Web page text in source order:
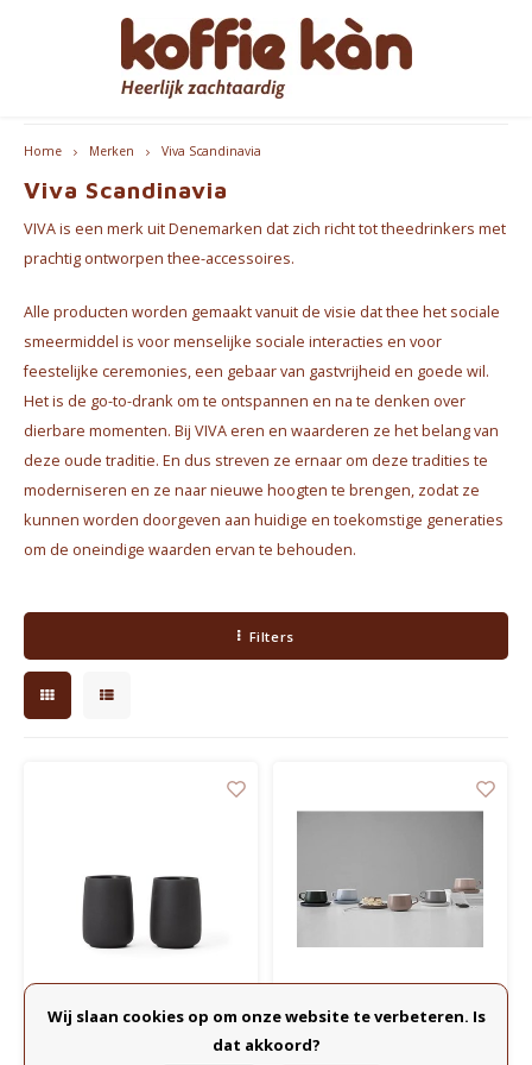
Hoofdmenu / koffie
Koffie - Bonen & Gemalen
Koffiepads en -cups
Koffie accessoires
Koffie Abonnementen
Hoofdmenu / thee
Thee
Chai
Thee Accessoires
Hoofdmenu / bekers
Take Away Bekers
Koffie- en theekopjes
Hoofdmenu / accessoires
Koffiezetapparaten
Jura Onderhoudsproducten
Home Barista Tools
Koffiefilterhouders
Koffiemolens
Thermosflessen
Waterkokers
Koffie Kàn merch
Boeken
Outdoor accessoires
Hoofdmenu / cadeautips
Voor HAAR
voor HEM
Geschenkpakketten
Leuk om cadeau te geven
Everything Pink
Hoofdmenu
Français
gratis levering vanaf 60€ - B/NL
Home Merken Viva Scandinavia
Viva Scandinavia
VIVA is een merk uit Denemarken dat zich richt tot theedrinkers met
prachtig ontworpen thee-accessoires.
Alle producten worden gemaakt vanuit de visie dat thee het sociale
smeermiddel is voor menselijke sociale interacties en voor
feestelijke ceremonies, een gebaar van gastvrijheid en goede wil.
Het is de go-to-drank om te ontspannen en na te denken over
dierbare momenten. Bij VIVA eren en waarderen ze het belang van
deze oude traditie. En dus streven ze ernaar om deze tradities te
moderniseren en ze naar nieuwe hoogten te brengen, zodat ze
kunnen worden doorgeven aan huidige en toekomstige generaties
om de oneindige waarden ervan te behouden.
Filters
Viva Scandinavia
Nicola Kopje - set van
Viva Scandinavia
Ella Theekop & schotel
Wij slaan cookies op om onze website te verbeteren. Is
dat akkoord?